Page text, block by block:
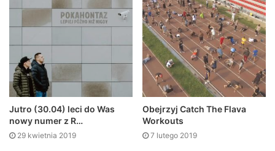
Jutro (30.04) leci do Was
nowy numer z R…
29 kwietnia 2019
Obejrzyj Catch The Flava
Workouts
7 lutego 2019